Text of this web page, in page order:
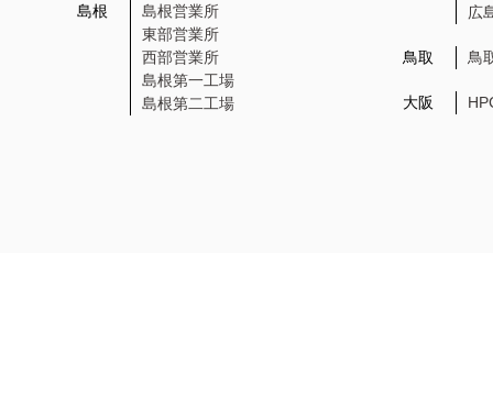
島根
島根営業所
東部営業所
西部営業所
島根第一工場
島根第二工場
広
鳥取 鳥
大阪